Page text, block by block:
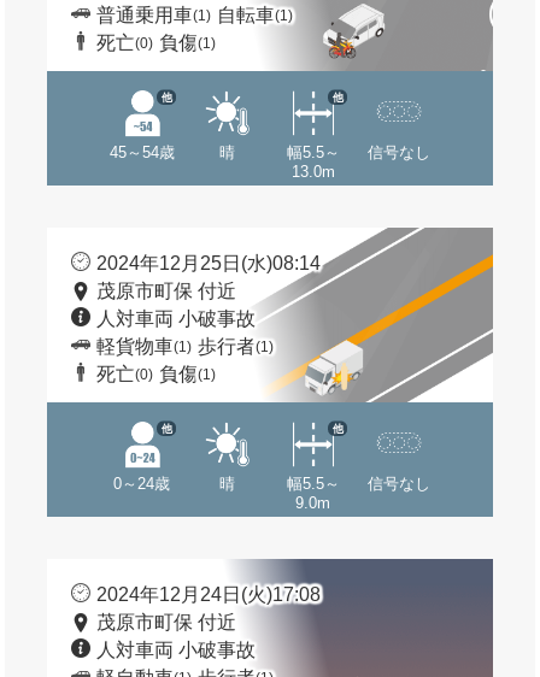
普通乗用車(1) 自転車(1)
死亡(0) 負傷(1)
45～54歳
他
晴
幅5.5～
13.0m
他
信号なし
2024年12月25日(水)08:14
茂原市町保 付近
人対車両 小破事故
軽貨物車(1) 歩行者(1)
死亡(0) 負傷(1)
0～24歳
他
晴
幅5.5～
9.0m
他
信号なし
2024年12月24日(火)17:08
茂原市町保 付近
人対車両 小破事故